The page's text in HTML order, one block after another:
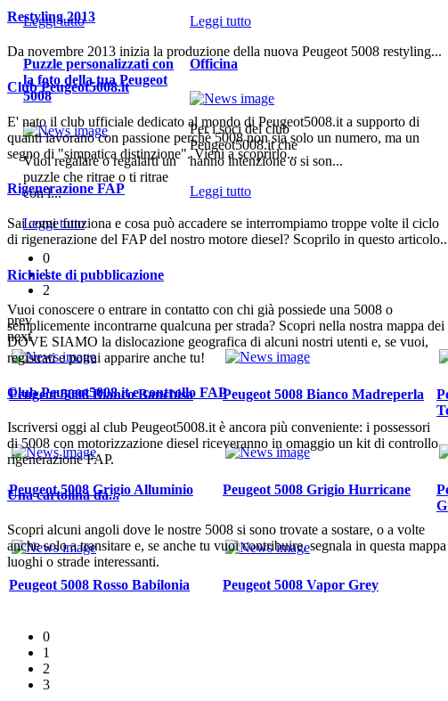
Restyling 2013
Da novembre 2013 inizia la produzione della nuova Peugeot 5008 restyling...
Club Peugeot5008.it
E' nato il club ufficiale dedicato al mondo di Peugeot5008.it a supporto di
quanti lavorano con passione perchè 5008 non sia solo un numero, ma un
segno di "simpatica distinzione". Vieni a scoprirlo...
Rigenerazione FAP
Sai come funziona e cosa può accadere se interrompiamo troppe volte il ciclo
di rigenerazione del FAP del nostro motore diesel? Scoprilo in questo
Richieste di pubblicazione
Vuoi conoscere o entrare in contatto con chi già possiede una 5008 o
semplicemente incontrarne qualcuna per strada? Scopri nella nostra mappa dei
DOVE SIAMO la dislocazione geografica di alcuni nostri utenti e, se vuoi,
registrati e potrai apparire anche tu!
Club Peugeot5008.it e controllo FAP
Iscriversi oggi al club Peugeot5008.it è ancora più conveniente: i possessori
di 5008 con motorizzazione diesel riceveranno in omaggio un kit di controllo
rigenerazione FAP.
Una cartolina da...
Scopri alcuni angoli dove le nostre 5008 si sono trovate a sostare, o a volte
anche solo a transitare e, se anche tu vuoi contribuire, segnala in questa mappa
luoghi o strade interessanti.
Leggi tutto
Leggi tutto
Puzzle personalizzati con
la foto della tua Peugeot
5008
Vuoi regalare o regalarti un
puzzle che ritrae o ti ritrae
con l...
Leggi tutto
Officina
Per i soci del club
Peugeot5008.it che
hanno intenzione o si son...
Leggi tutto
0
1
2
prev
next
Peugeot 5008 Bianco Banchisa Peugeot 5008 Bianco Madreperla
Peugeot 5008 Grigio Alluminio Peugeot 5008 Grigio Hurricane
Peugeot 5008 Rosso Babilonia Peugeot 5008 Vapor Grey
0
1
2
3